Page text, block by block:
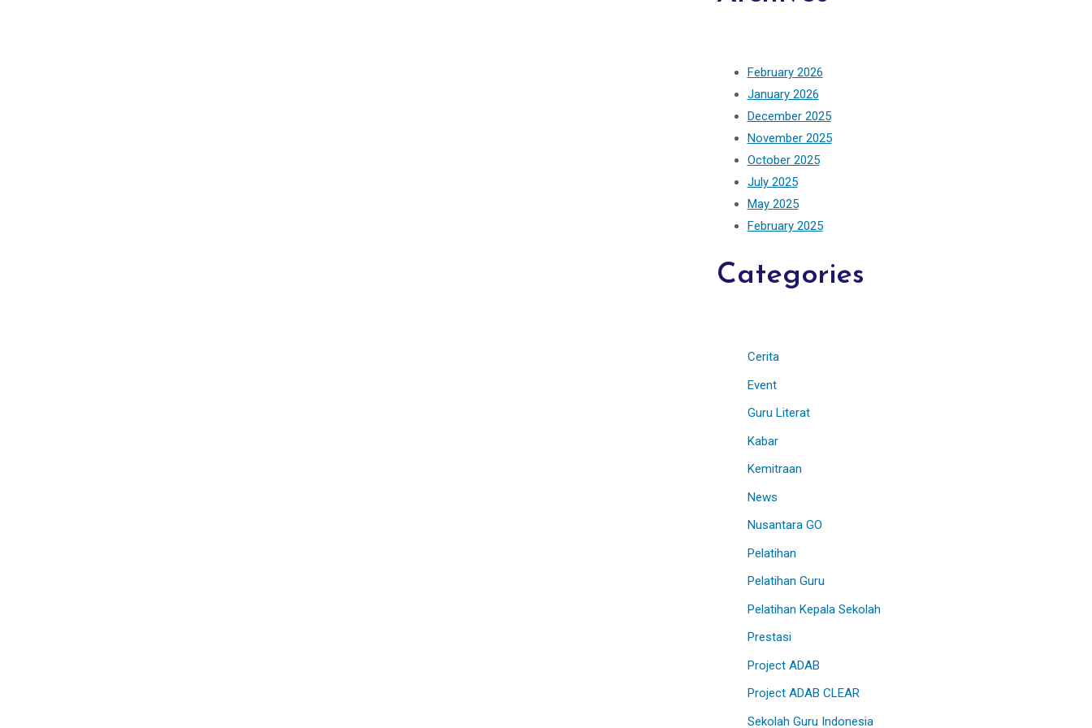
February 2026
January 2026
December 2025
November 2025
October 2025
July 2025
May 2025
February 2025
Categories
Cerita
Event
Guru Literat
Kabar
Kemitraan
News
Nusantara GO
Pelatihan
Pelatihan Guru
Pelatihan Kepala Sekolah
Prestasi
Project ADAB
Project ADAB CLEAR
Sekolah Guru Indonesia